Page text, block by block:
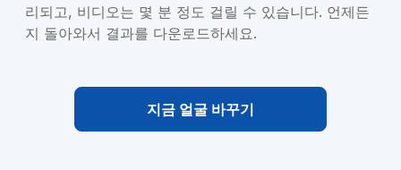
리되고, 비디오는 몇 분 정도 걸릴 수 있습니다. 언제든
지 돌아와서 결과를 다운로드하세요.
지금 얼굴 바꾸기